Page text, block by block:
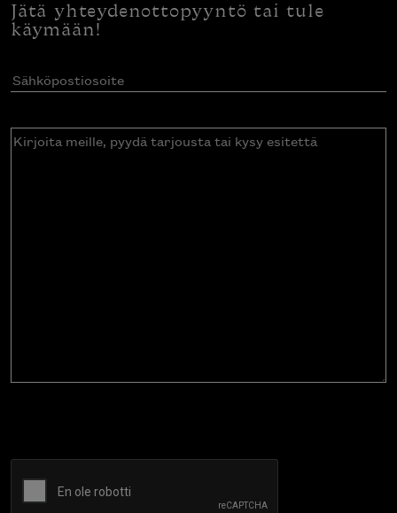
Jätä yhteydenottopyyntö tai tule
käymään!
Sähköpostiosoite(Pakollinen)
Kirjoita